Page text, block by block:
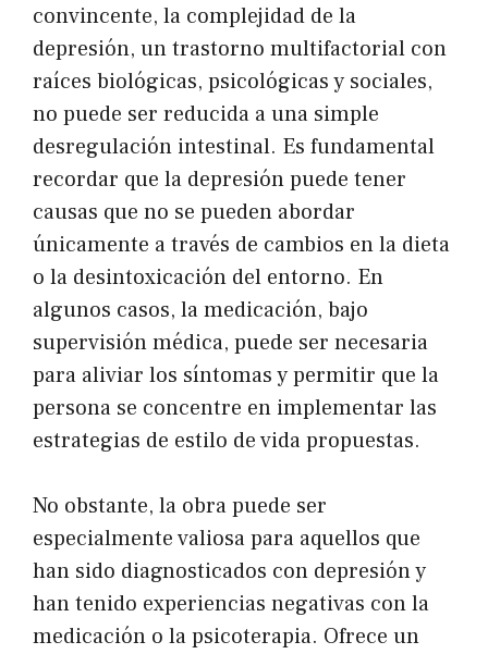
convincente, la complejidad de la
depresión, un trastorno multifactorial con
raíces biológicas, psicológicas y sociales,
no puede ser reducida a una simple
desregulación intestinal. Es fundamental
recordar que la depresión puede tener
causas que no se pueden abordar
únicamente a través de cambios en la dieta
o la desintoxicación del entorno. En
algunos casos, la medicación, bajo
supervisión médica, puede ser necesaria
para aliviar los síntomas y permitir que la
persona se concentre en implementar las
estrategias de estilo de vida propuestas.
No obstante, la obra puede ser
especialmente valiosa para aquellos que
han sido diagnosticados con depresión y
han tenido experiencias negativas con la
medicación o la psicoterapia. Ofrece un